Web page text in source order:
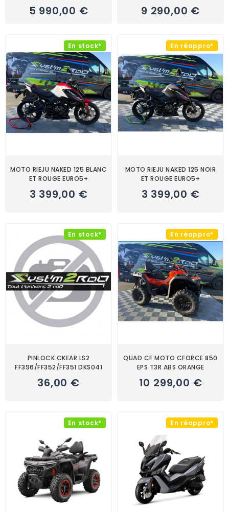
5 990,00 € 9 290,00 €
En stock*
MOTO RIEJU NAKED 125 BLANC
ET ROUGE EURO5+
3 399,00 €
En réappro*
MOTO RIEJU NAKED 125 NOIR
ET ROUGE EURO5+
3 399,00 €
En stock*
PINLOCK CKEAR LS2
FF396/FF352/FF351 DKS041
36,00 €
En réappro*
QUAD CF MOTO CFORCE 850
EPS T3R ABS ORANGE
10 299,00 €
En stock* En réappro*